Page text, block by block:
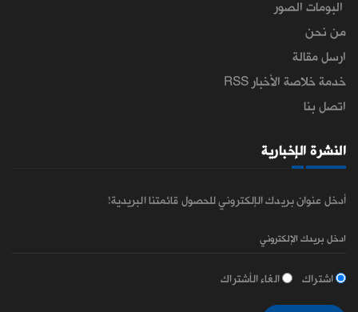
البومات الصور
من نحن
ارسل مقالة
خدمة خلاصة الأخبار RSS
اتصل بنا
النشرة الإخبارية
أدخل عنوان بريدك الإلكتروني للحصول قائمتنا البريدية!
اشتراك الغاء الأشتراك